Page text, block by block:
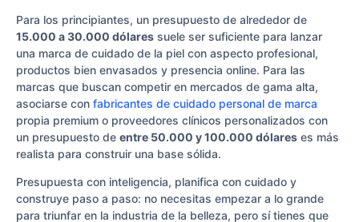
Para los principiantes, un presupuesto de alrededor de
15.000 a 30.000 dólares suele ser suficiente para lanzar
una marca de cuidado de la piel con aspecto profesional,
productos bien envasados y presencia online. Para las
marcas que buscan competir en mercados de gama alta,
asociarse con fabricantes de cuidado personal de marca
propia premium o proveedores clínicos personalizados con
un presupuesto de entre 50.000 y 100.000 dólares es más
realista para construir una base sólida.
Presupuesta con inteligencia, planifica con cuidado y
construye paso a paso: no necesitas empezar a lo grande
para triunfar en la industria de la belleza, pero sí tienes que